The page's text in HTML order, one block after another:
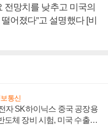
전망치를 낮추고 미국의
어졌다”고 설명했다 [비
통신
자 SK하이닉스 중국 공장용
도체 장비 시험, 미국 수출통